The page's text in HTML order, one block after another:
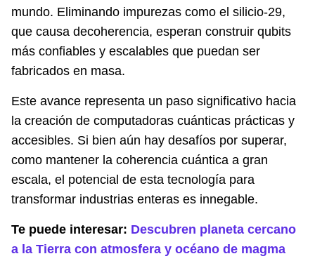
mundo. Eliminando impurezas como el silicio-29,
que causa decoherencia, esperan construir qubits
más confiables y escalables que puedan ser
fabricados en masa.
Este avance representa un paso significativo hacia
la creación de computadoras cuánticas prácticas y
accesibles. Si bien aún hay desafíos por superar,
como mantener la coherencia cuántica a gran
escala, el potencial de esta tecnología para
transformar industrias enteras es innegable.
Te puede interesar: Descubren planeta cercano
a la Tierra con atmosfera y océano de magma